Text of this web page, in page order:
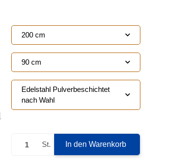
200 cm
90 cm
Edelstahl Pulverbeschichtet
nach Wahl
St. In den Warenkorb